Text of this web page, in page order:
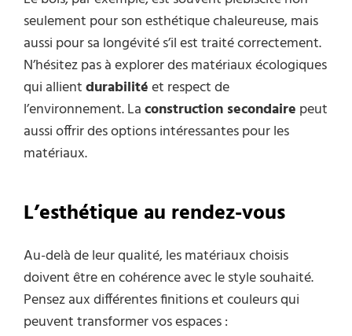
seulement pour son esthétique chaleureuse, mais
aussi pour sa longévité s’il est traité correctement.
N’hésitez pas à explorer des matériaux écologiques
qui allientdurabilitéet respect de
l’environnement. Laconstruction secondaire peut
aussi offrir des options intéressantes pour les
matériaux.
L’esthétique au rendez-vous
Au-delà de leur qualité, les matériaux choisis
doivent être en cohérence avec le style souhaité.
Pensez aux différentes finitions et couleurs qui
peuvent transformer vos espaces :